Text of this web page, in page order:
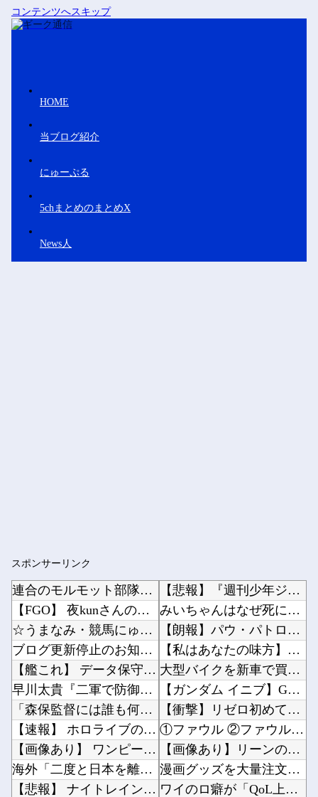
コンテンツへスキップ
HOME
当ブログ紹介
にゅーぷる
5chまとめのまとめX
News人
スポンサーリンク
連合のモルモット部隊の部隊長になりました 第42話
【FGO】 夜kunさんのモルガンイラスト！！ 蝶の羽好きです！
☆うまなみ・競馬にゅーす速報 終了のお知らせ
ブログ更新停止のお知らせ
【艦これ】 データ保守＆ほんの少しだけアプデ完了！ アプデまとめ
早川太貴『二軍で防御率9.12です』←なんでこれが一軍なの？
「森保監督には誰も何も言えない」 メディアも身内も批判を避けた4年間… ブラジル敗戦を招い...
【速報】 ホロライブのソシャゲ、課金圧がやばすぎて不評になるｗｗｗｗｗｗｗｗｗｗ
【画像あり】 ワンピース作者の中学時代の絵がすごすぎる→
海外「二度と日本を離れたくない」 熊本で震度7を体験したドイツ人が語る日本の強さに感動の声
【悲報】 ナイトレイン、利敵行為がブームになる
【悲報】『週刊少年ジャンプ』発行部数が初の100万部割れ… 国内の紙雑誌で「100万部超」...
みいちゃんはなぜ死に追いやられたか？→覚醒剤の入手ルート持ってるような半グレに目を付けられ...
【朗報】パウ・パトロールのスカイとか言うドスケベ雌犬?ｗｗｗｗｗｗｗｗｗｗｗｗ他
【私はあなたの味方】交際歴ゼロの同級生宅に唐揚げや文庫本を20回以上届けた24歳女を逮捕他
大型バイクを新車で買うならカワサキZ900RSとホンダCB1000Fどっち？他
【ガンダム イニブ】GACKTの学習内容おかしいよ…他
【衝撃】リゼロ初めて見てるんだけど別に主人公うざくなくね？？？？他
①ファウル ②ファウル ③空振り三振 ←思いついた選手他
【画像あり】リーンの翼とかいう物語のエンディングが富野作品の中でも屈指の美しさを誇る作品他
漫画グッズを大量注文→キャンセルを繰り返しまくった女、逮捕される 被害総額〇〇億他
ワイのロ癖が「QoL上げろ」「PCAD回せ」「常識を疑え」なんやが他